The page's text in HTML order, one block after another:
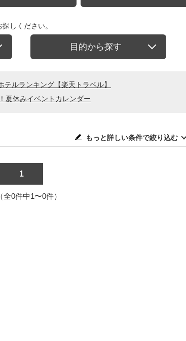
しください。
目的から探す
ルランキング【楽天トラベル】
夏休みイベントカレンダー
もっと詳しい条件で絞り込む
1
全0件中1〜0件）